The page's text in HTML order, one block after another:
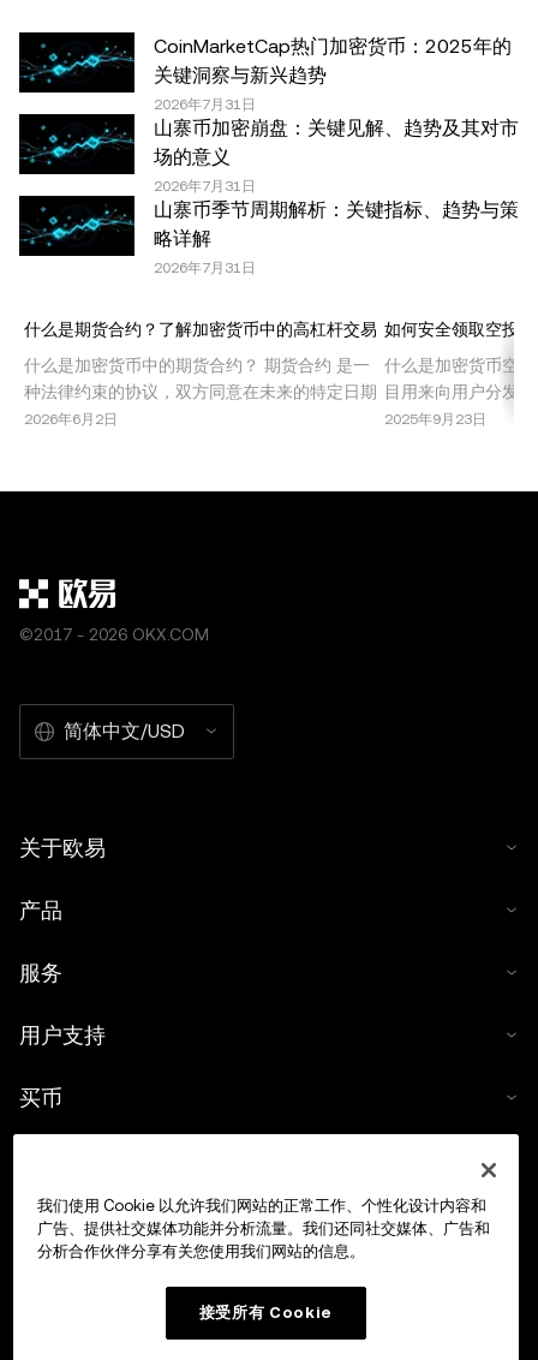
数据和图表时已采取了所有合理的谨慎措施，但对于此处表
达的任何事实错误或遗漏，我们不承担任何责任。 © 2025
OKX。本文可以全文复制或分发，也可以使用本文 100 字
或更少的摘录，前提是此类使用是非商业性的。整篇文章的
任何复制或分发亦必须突出说明：“本文版权所有 © 2025
OKX，经许可使用。”允许的摘录必须引用文章名称并包含
出处，例如“文章名称，[作者姓名 (如适用)]，© 2025
OKX”。部分内容可能由人工智能（AI）工具生成或辅助生
CoinMarketCap热门加密货币：2025年的
关键洞察与新兴趋势
2026年7月31日
山寨币加密崩盘：关键见解、趋势及其对市
场的意义
2026年7月31日
山寨币季节周期解析：关键指标、趋势与策
略详解
2026年7月31日
什么是期货合约？了解加密货币中的高杠杆交易
什么是加密货币中的期货合约？ 期货合约 是一
种法律约束的协议，双方同意在未来的特定日期
以预定价格买入或卖出某种资产。在加密货币市
格波动。这种交易机制因其高回报潜力，尤其是
2026年6月2日
如何安全领取空投
什么是加密货币空
目用来向用户分发
些活动旨在推广新
同时也伴随着风险
2025年9月23日
©2017 - 2026 OKX.COM
简体中文/USD
关于欧易
产品
服务
用户支持
买币
交易
我们使用 Cookie 以允许我们网站的正常工作、个性化设计内容和
广告、提供社交媒体功能并分析流量。我们还同社交媒体、广告和
分析合作伙伴分享有关您使用我们网站的信息。
接受所有 Cookie